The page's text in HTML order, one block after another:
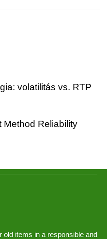
volatilitás vs. RTP
Method Reliability
items in a responsible and